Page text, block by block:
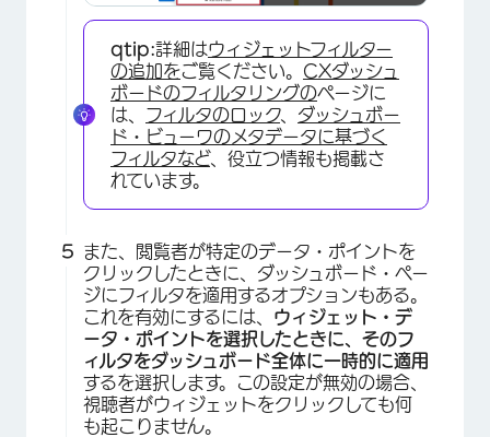
qtip:詳細はウィジェットフィルター
の追加をご覧ください。 CXダッシュ
ボードのフィルタリングのページに
は、 フィルタのロック、 ダッシュボー
ド・ビューワのメタデータに基づく
フィルタなど、役立つ情報も掲載さ
れています。
また、閲覧者が特定のデータ・ポイントを
クリックしたときに、ダッシュボード・ペー
ジにフィルタを適用するオプションもある。
これを有効にするには、 ウィジェット・デ
ータ・ポイントを選択したときに、そのフ
ィルタをダッシュボード全体に一時的に適用
するを選択します。この設定が無効の場合、
視聴者がウィジェットをクリックしても何
も起こりません。